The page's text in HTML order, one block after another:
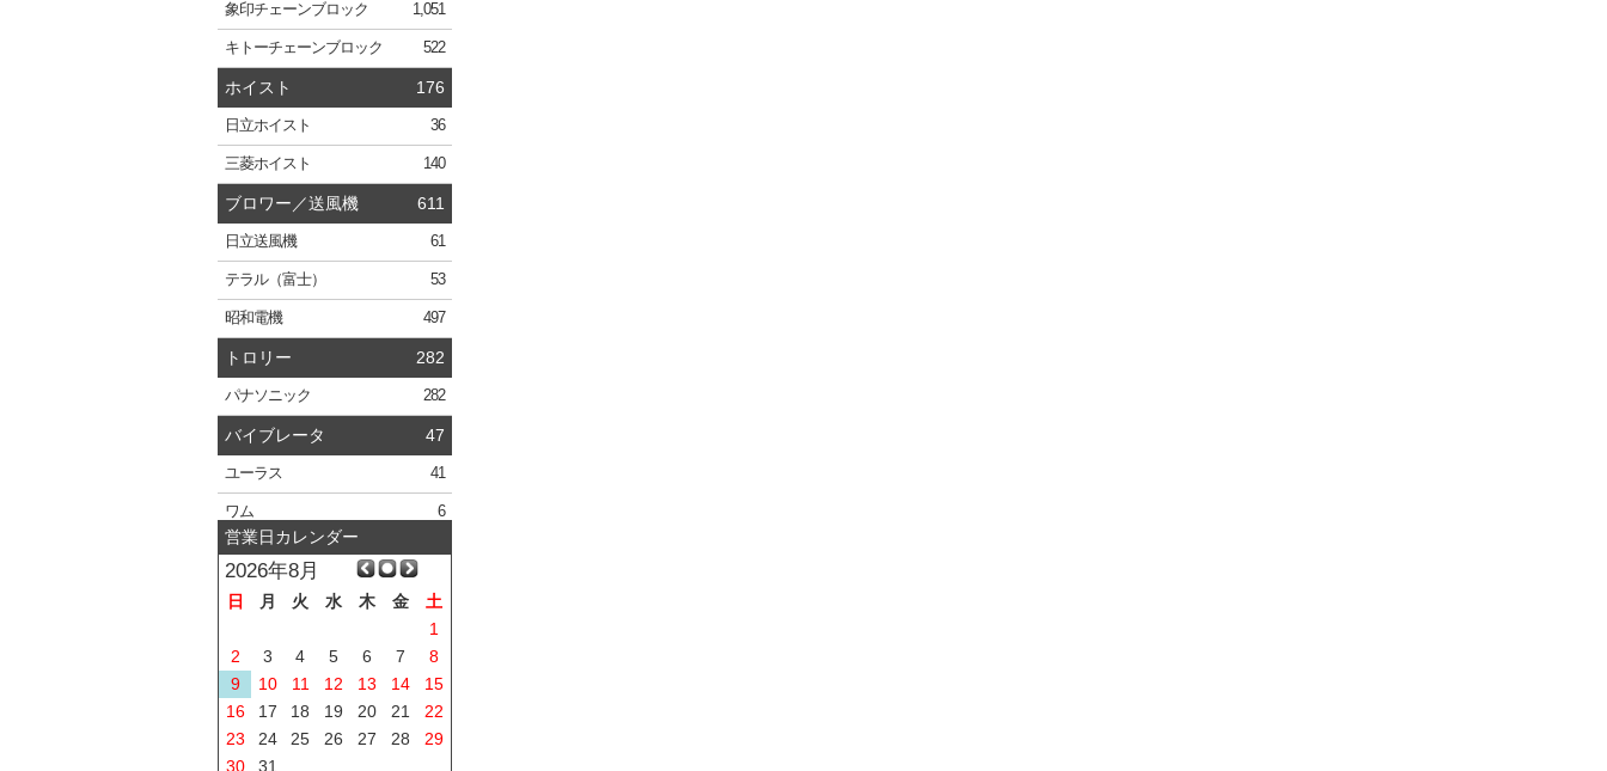
象印チェーンブロック 1,051
キトーチェーンブロック 522
ホイスト 176
日立ホイスト 36
三菱ホイスト 140
ブロワー／送風機 611
日立送風機 61
テラル（富士） 53
昭和電機 497
トロリー 282
パナソニック 282
バイブレータ 47
ユーラス 41
ワム 6
営業日カレンダー
2026年8月
日 月 火 水 木 金
土
1
2
3 4 5 6 7
8
9
10 11 12 13 14
15
16
17 18 19 20 21
22
23
24 25 26 27 28
29
30
31